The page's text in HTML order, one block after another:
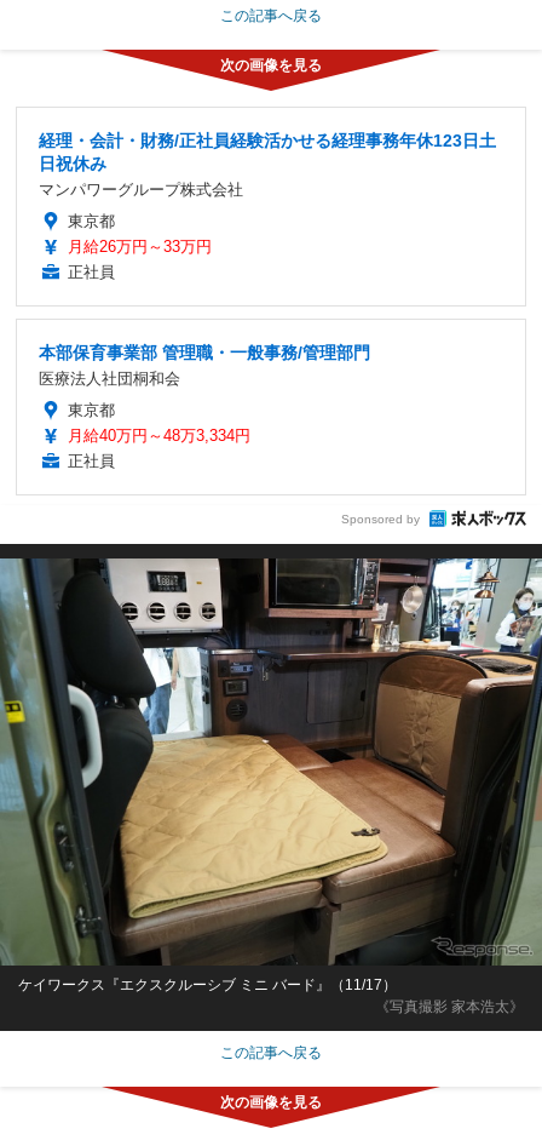
この記事へ戻る
経理・会計・財務/正社員経験活かせる経理事務年休123日土
日祝休み
マンパワーグループ株式会社
東京都
月給26万円～33万円
正社員
本部保育事業部 管理職・一般事務/管理部門
医療法人社団桐和会
東京都
月給40万円～48万3,334円
正社員
Sponsored by
《写真撮影 家本浩太》
ケイワークス『エクスクルーシブ ミニ バード』（11/17）
この記事へ戻る